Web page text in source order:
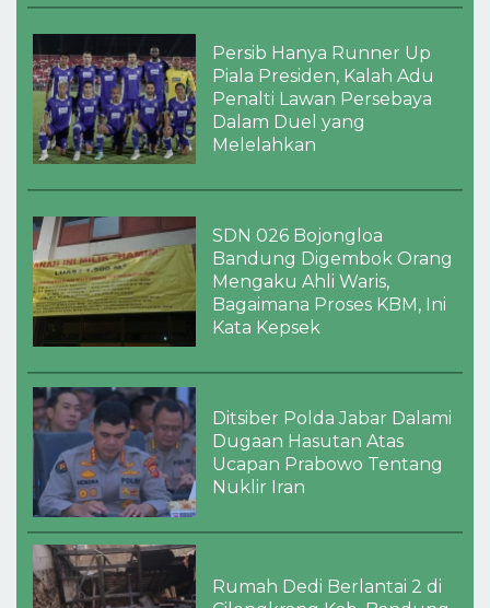
Persib Hanya Runner Up
Piala Presiden, Kalah Adu
Penalti Lawan Persebaya
Dalam Duel yang
Melelahkan
SDN 026 Bojongloa
Bandung Digembok Orang
Mengaku Ahli Waris,
Bagaimana Proses KBM, Ini
Kata Kepsek
Ditsiber Polda Jabar Dalami
Dugaan Hasutan Atas
Ucapan Prabowo Tentang
Nuklir Iran
Rumah Dedi Berlantai 2 di